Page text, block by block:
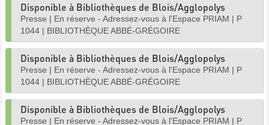
Disponible à Bibliothèques de Blois/Agglopolys
Presse | En réserve - Adressez-vous à l'Espace PRIAM | P
1044 | BIBLIOTHÈQUE ABBÉ-GRÉGOIRE
Disponible à Bibliothèques de Blois/Agglopolys
Presse | En réserve - Adressez-vous à l'Espace PRIAM | P
1044 | BIBLIOTHÈQUE ABBÉ-GRÉGOIRE
Disponible à Bibliothèques de Blois/Agglopolys
Presse | En réserve - Adressez-vous à l'Espace PRIAM | P